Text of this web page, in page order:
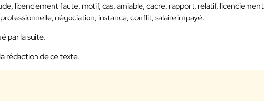
licenciement faute, motif, cas, amiable, cadre, rapport, relatif, licenciement
négociation, instance, conflit, salaire impayé.
par la suite.
rédaction de ce texte.